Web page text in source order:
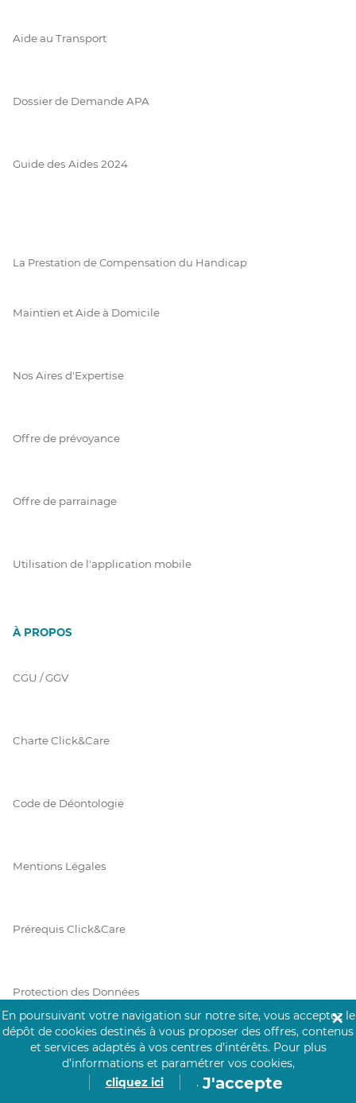
Aide au Transport
Dossier de Demande APA
Guide des Aides 2024
La Prestation de Compensation du Handicap
Maintien et Aide à Domicile
Nos Aires d'Expertise
Offre de prévoyance
Offre de parrainage
Utilisation de l'application mobile
À PROPOS
CGU / GGV
Charte Click&Care
Code de Déontologie
Mentions Légales
Prérequis Click&Care
Protection des Données
Vie Privée
En poursuivant votre navigation sur notre site, vous acceptez le
dépôt de cookies destinés à vous proposer des offres, contenus
et services adaptés à vos centres d’intérêts. Pour plus
d’informations et paramétrer vos cookies,
cliquez ici
. J'accepte
✕